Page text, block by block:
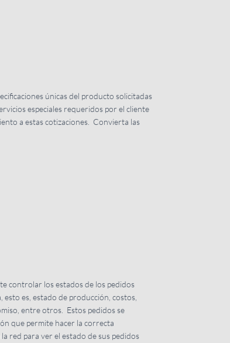
únicas del producto solicitadas
especiales requeridos por el cliente
a estas cotizaciones. Convierta las
controlar los estados de los pedidos
es, estado de producción, costos,
entre otros. Estos pedidos se
que permite hacer la correcta
red para ver el estado de sus pedidos